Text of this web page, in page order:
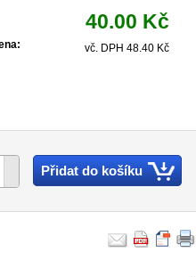
40.00 Kč
vč. DPH 48.40 Kč
Přidat do košíku